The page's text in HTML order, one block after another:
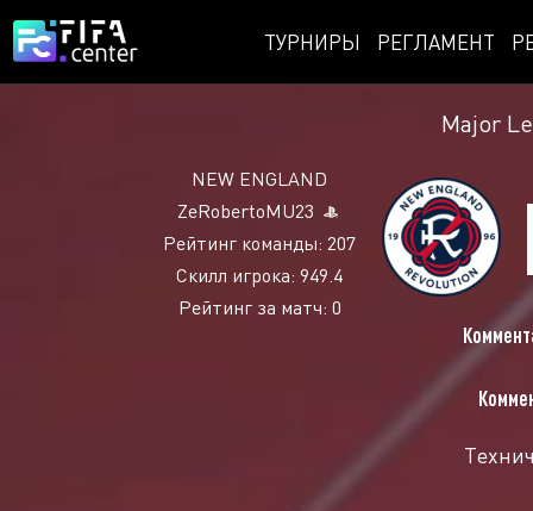
ТУРНИРЫ РЕГЛАМЕНТ
Major
NEW ENGLAND
ZeRobertoMU23
Рейтинг команды: 207
Скилл игрока: 949.4
Рейтинг за матч: 0